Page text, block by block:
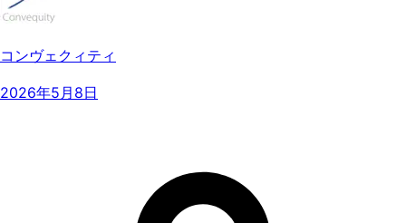
コンヴェクィティ
2026年5月8日